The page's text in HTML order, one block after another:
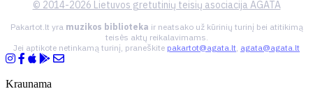
© 2014-2026 Lietuvos gretutinių teisių asociacija AGATA
Pakartot.lt yra muzikos biblioteka ir neatsako už kūrinių turinį bei atitikimą
teisės aktų reikalavimams.
Jei aptikote netinkamą turinį, praneškite pakartot@agata.lt, agata@agata.lt
Kraunama